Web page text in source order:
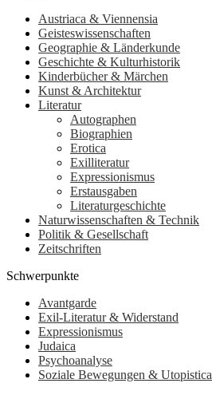
Austriaca & Viennensia
Geisteswissenschaften
Geographie & Länderkunde
Geschichte & Kulturhistorik
Kinderbücher & Märchen
Kunst & Architektur
Literatur
Autographen
Biographien
Erotica
Exilliteratur
Expressionismus
Erstausgaben
Literaturgeschichte
Naturwissenschaften & Technik
Politik & Gesellschaft
Zeitschriften
Schwerpunkte
Avantgarde
Exil-Literatur & Widerstand
Expressionismus
Judaica
Psychoanalyse
Soziale Bewegungen & Utopistica